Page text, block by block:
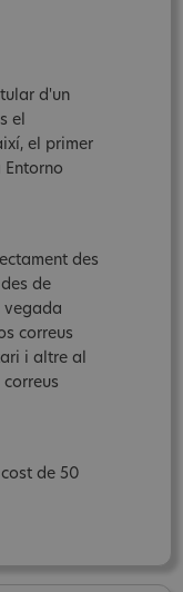
d'un
el
el primer
Entorno
des
de
vegada
correus
i altre al
de 50